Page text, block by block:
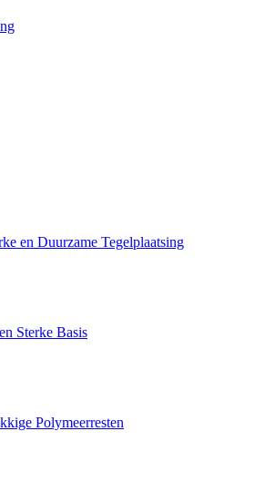
en Duurzame Tegelplaatsing
Sterke Basis
Polymeerresten